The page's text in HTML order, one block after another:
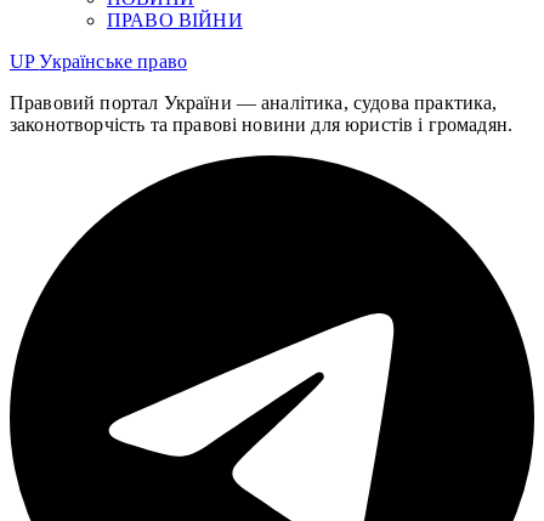
ПРАВО ВІЙНИ
UPУкраїнське право
Правовий портал України — аналітика, судова практика,
законотворчість та правові новини для юристів і громадян.